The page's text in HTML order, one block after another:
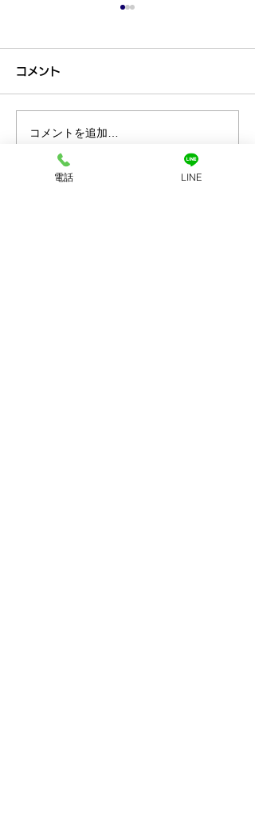
プラチナ買取なら神戸市
兵庫区の買取大吉兵庫駅
コメント
コメントを追加…
電話 LINE